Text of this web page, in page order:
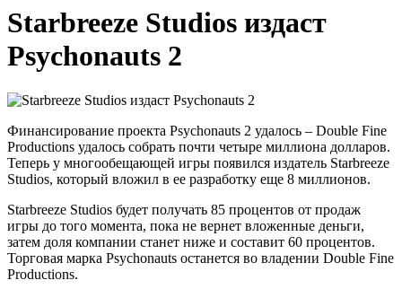
Starbreeze Studios издаст
Psychonauts 2
Финансирование проекта Psychonauts 2 удалось – Double Fine
Productions удалось собрать почти четыре миллиона долларов.
Теперь у многообещающей игры появился издатель Starbreeze
Studios, который вложил в ее разработку еще 8 миллионов.
Starbreeze Studios будет получать 85 процентов от продаж
игры до того момента, пока не вернет вложенные деньги,
затем доля компании станет ниже и составит 60 процентов.
Торговая марка Psychonauts останется во владении Double Fine
Productions.